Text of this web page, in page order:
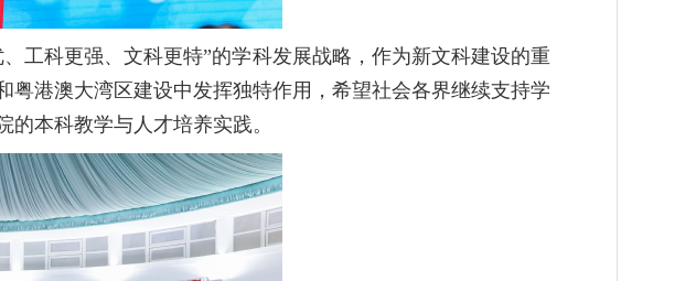
工科更强、文科更特”的学科发展战略，作为新文科建设的重
港澳大湾区建设中发挥独特作用，希望社会各界继续支持学
本科教学与人才培养实践。